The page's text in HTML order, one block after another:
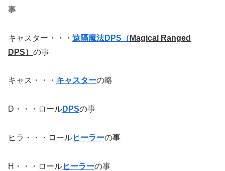
事
キャスター・・・ 遠隔魔法DPS（ Magical Ranged
DPS） の事
キャス・・・ キャスターの略
D・・・ロールDPSの事
ヒラ・・・ロールヒーラーの事
H・・・ロールヒーラーの事